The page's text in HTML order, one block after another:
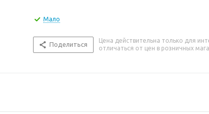
Мало
Поделиться
Цена действительна только для
отличаться от цен в розничных